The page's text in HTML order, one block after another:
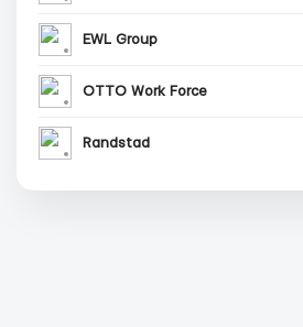
EWL Group
OTTO Work Force
Randstad